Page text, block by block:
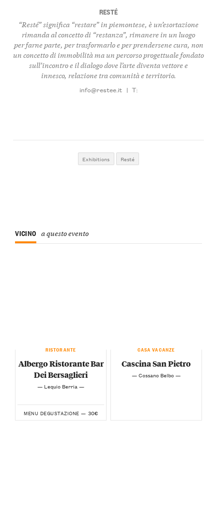
RESTÉ
“Resté” significa “restare” in piemontese, èun’esortazione
rimanda al concetto di “restanza”, rimanere in un luogo
per farne parte, per trasformarlo e per prendersene cura, non
un concetto di immobilità ma un percorso progettuale fondato
sull’incontro e il dialogo dove l’arte diventavettore e
innesco, relazione tra comunità e territorio.
info@restee.it | T:
Exhibitions Resté
VICINO a questo evento
RISTORANTE
Albergo Ristorante Bar
Dei Bersaglieri
— Lequio Berria —
MENU DEGUSTAZIONE — 30€
CASA VACANZE
Cascina San Pietro
— Cossano Belbo —